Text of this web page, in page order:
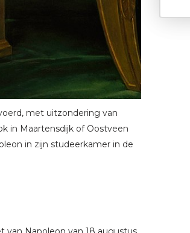
met uitzondering van
in Maartensdijk of Oostveen
in zijn studeerkamer in de